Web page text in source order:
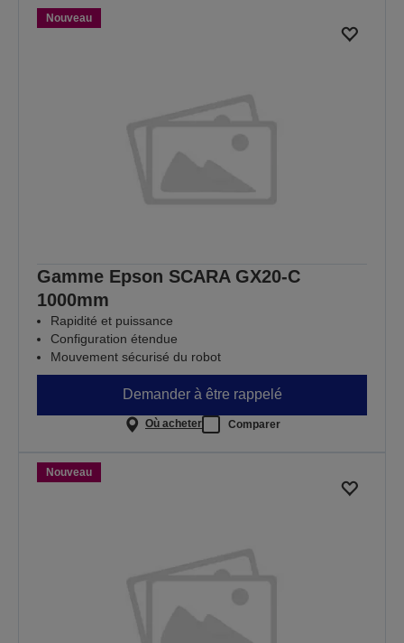
Nouveau
Gamme Epson SCARA GX20-C
1000mm
Rapidité et puissance
Configuration étendue
Mouvement sécurisé du robot
Demander à être rappelé
Où acheter Comparer
Nouveau